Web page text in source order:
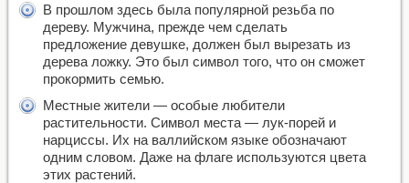
В прошлом здесь была популярной резьба по
дереву. Мужчина, прежде чем сделать
предложение девушке, должен был вырезать из
дерева ложку. Это был символ того, что он сможет
прокормить семью.
Местные жители — особые любители
растительности. Символ места — лук-порей и
нарциссы. Их на валлийском языке обозначают
одним словом. Даже на флаге используются цвета
этих растений.